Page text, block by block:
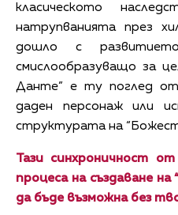
класическото
натрупванията през
дошло с
смислообразуващо за
Данте” е ту поглед
даден персонаж или
структурата на
Тази синхроничност
процеса на създаване
да бъде възможна без